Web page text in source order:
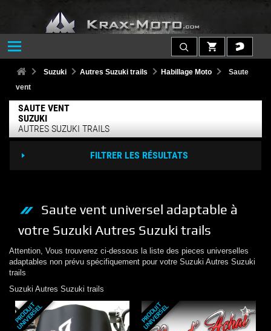
Suzuki Autres Suzuki trails Habillage Moto
Saute
vent
SAUTE VENT
SUZUKI
AUTRES SUZUKI TRAILS
FILTRER LES RÉSULTATS
Saute vent universel adaptable à
votre Suzuki Autres Suzuki trails
Attention, Vous trouverez ci-dessous la liste des pieces universelles
adaptables non prévu spécifiquement pour votre Suzuki Autres Suzuki
trails
Suzuki Autres Suzuki trails
P
R
O
D
U
I
T
U
N
I
V
E
R
S
E
L P
R
O
D
U
I
T
U
N
I
V
E
R
S
E
L